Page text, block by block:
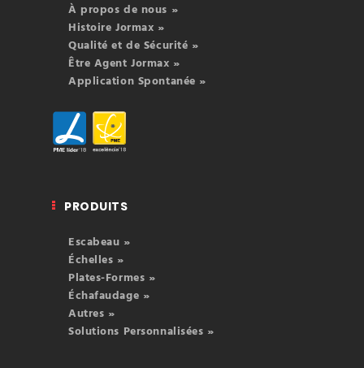
À propos de nous »
Histoire Jormax »
Qualité et de Sécurité »
Être Agent Jormax »
Application Spontanée »
PRODUITS
Escabeau »
Échelles »
Plates-Formes »
Échafaudage »
Autres »
Solutions Personnalisées »